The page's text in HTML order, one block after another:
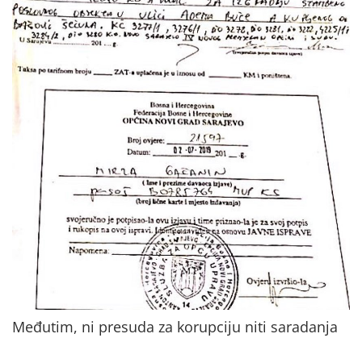
Međutim, ni presuda za korupciju niti saradanja